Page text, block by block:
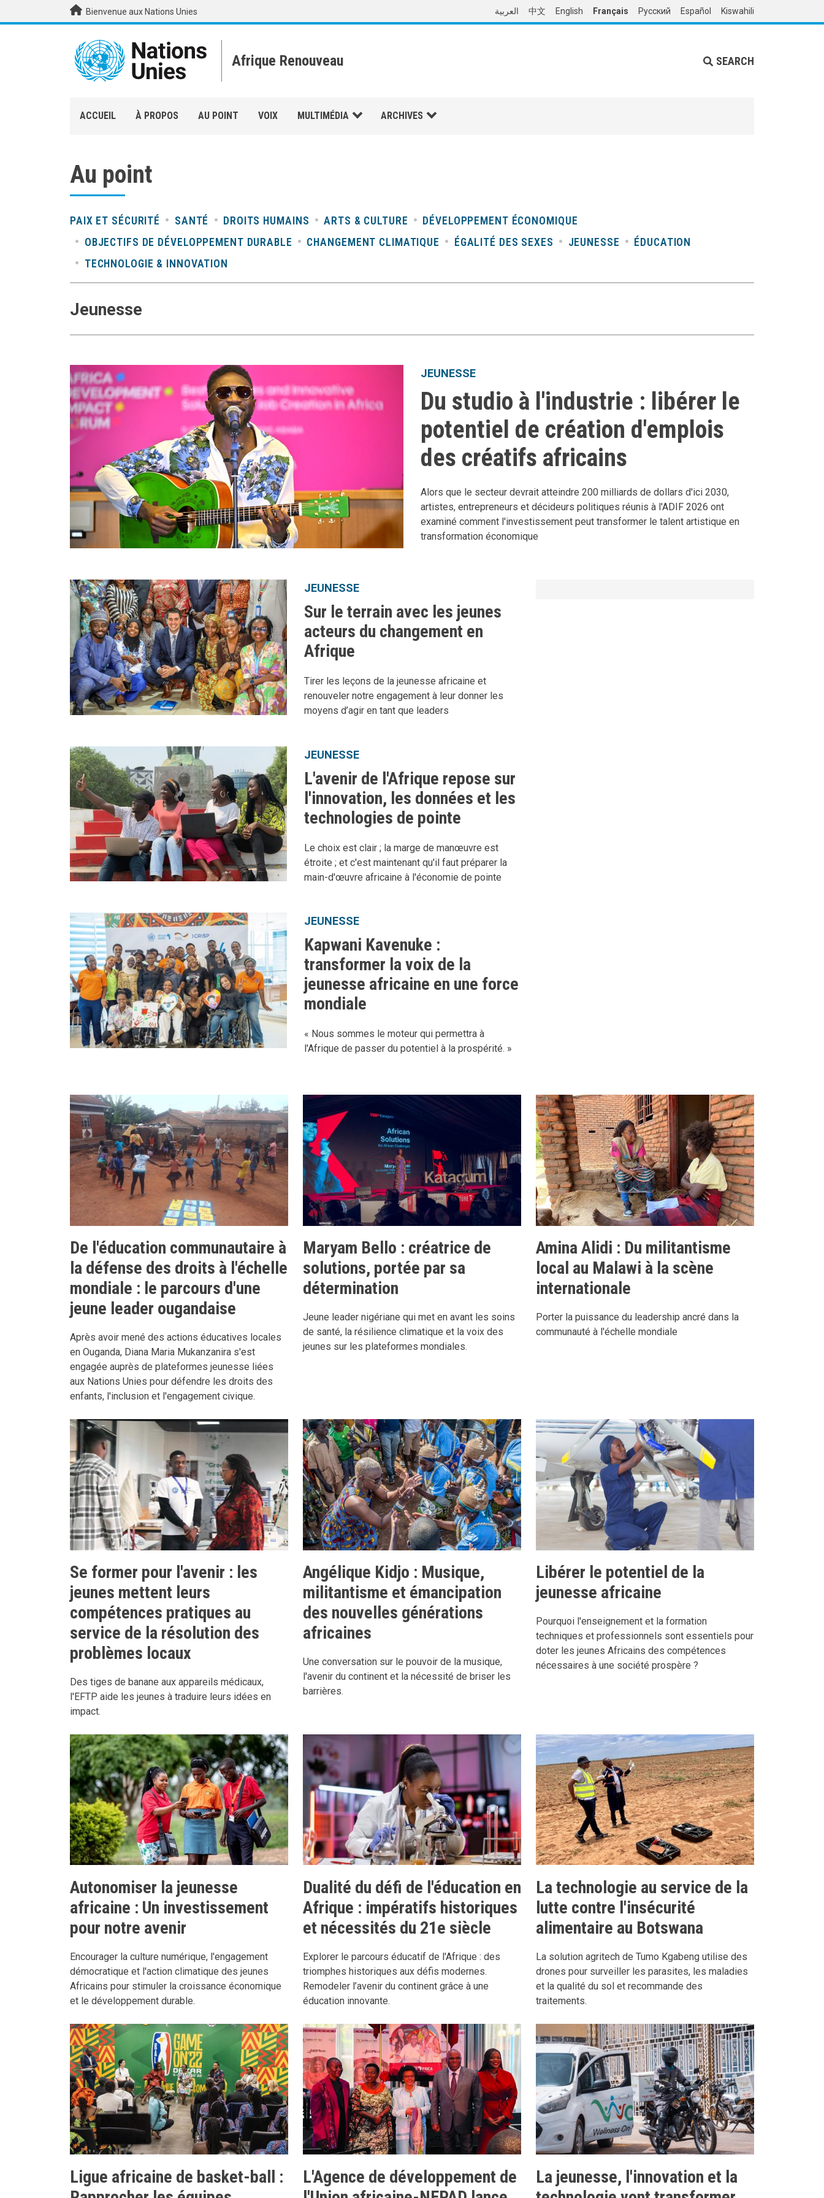
Aller au contenu principalBienvenue aux Nations Unies العربية 中文 English Français Русский Español Kiswahili
Afrique Renouveau SEARCH
ACCUEIL À PROPOS AU POINT VOIX MULTIMÉDIA ARCHIVES
Au point
PAIX ET SÉCURITÉ SANTÉ DROITS HUMAINS ARTS & CULTURE
DÉVELOPPEMENT ÉCONOMIQUE
OBJECTIFS DE DÉVELOPPEMENT DURABLE
CHANGEMENT CLIMATIQUE ÉGALITÉ DES SEXES JEUNESSE
ÉDUCATION
TECHNOLOGIE & INNOVATION
Jeunesse
JEUNESSE
Du studio à l'industrie : libérer le
potentiel de création d'emplois
des créatifs africains
Alors que le secteur devrait atteindre 200 milliards de dollars d'ici 2030,
artistes, entrepreneurs et décideurs politiques réunis à l'ADIF 2026 ont
examiné comment l'investissement peut transformer le talent artistique en
transformation économique
JEUNESSE
Sur le terrain avec les jeunes
acteurs du changement en
Afrique
Tirer les leçons de la jeunesse africaine et
renouveler notre engagement à leur donner les
moyens d’agir en tant que leaders
JEUNESSE
L'avenir de l'Afrique repose sur
l'innovation, les données et les
technologies de pointe
Le choix est clair ; la marge de manœuvre est
étroite ; et c'est maintenant qu'il faut préparer la
main-d'œuvre africaine à l'économie de pointe
JEUNESSE
Kapwani Kavenuke :
transformer la voix de la
jeunesse africaine en une force
mondiale
« Nous sommes le moteur qui permettra à
l'Afrique de passer du potentiel à la prospérité. »
De l'éducation communautaire à
la défense des droits à l'échelle
mondiale : le parcours d'une
jeune leader ougandaise
Après avoir mené des actions éducatives locales
en Ouganda, Diana Maria Mukanzanira s'est
engagée auprès de plateformes jeunesse liées
aux Nations Unies pour défendre les droits des
enfants, l'inclusion et l'engagement civique.
Maryam Bello : créatrice de
solutions, portée par sa
détermination
Jeune leader nigériane qui met en avant les soins
de santé, la résilience climatique et la voix des
jeunes sur les plateformes mondiales.
Amina Alidi : Du militantisme
local au Malawi à la scène
internationale
Porter la puissance du leadership ancré dans la
communauté à l'échelle mondiale
Se former pour l'avenir : les
jeunes mettent leurs
compétences pratiques au
service de la résolution des
problèmes locaux
Des tiges de banane aux appareils médicaux,
l'EFTP aide les jeunes à traduire leurs idées en
impact.
Angélique Kidjo : Musique,
militantisme et émancipation
des nouvelles générations
africaines
Une conversation sur le pouvoir de la musique,
l'avenir du continent et la nécessité de briser les
barrières.
Libérer le potentiel de la
jeunesse africaine
Pourquoi l'enseignement et la formation
techniques et professionnels sont essentiels pour
doter les jeunes Africains des compétences
nécessaires à une société prospère ?
Autonomiser la jeunesse
africaine : Un investissement
pour notre avenir
Encourager la culture numérique, l'engagement
démocratique et l'action climatique des jeunes
Africains pour stimuler la croissance économique
et le développement durable.
Dualité du défi de l'éducation en
Afrique : impératifs historiques
et nécessités du 21e siècle
Explorer le parcours éducatif de l'Afrique : des
triomphes historiques aux défis modernes.
Remodeler l’avenir du continent grâce à une
éducation innovante.
La technologie au service de la
lutte contre l'insécurité
alimentaire au Botswana
La solution agritech de Tumo Kgabeng utilise des
drones pour surveiller les parasites, les maladies
et la qualité du sol et recommande des
traitements.
Ligue africaine de basket-ball :
L'Agence de développement de
La jeunesse, l'innovation et la